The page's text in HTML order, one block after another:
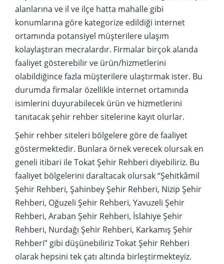
alanlarına ve il ve ilçe hatta mahalle gibi
konumlarına göre kategorize edildiği internet
ortamında potansiyel müşterilere ulaşım
kolaylaştıran mecralardır. Firmalar birçok alanda
faaliyet gösterebilir ve ürün/hizmetlerini
olabildiğince fazla müşterilere ulaştırmak ister. Bu
durumda firmalar özellikle internet ortamında
isimlerini duyurabilecek ürün ve hizmetlerini
tanıtacak şehir rehber sitelerine kayıt olurlar.
Şehir rehber siteleri bölgelere göre de faaliyet
göstermektedir. Bunlara örnek verecek olursak en
geneli itibari ile Tokat Şehir Rehberi diyebiliriz. Bu
faaliyet bölgelerini daraltacak olursak “Şehitkâmil
Şehir Rehberi, Şahinbey Şehir Rehberi, Nizip Şehir
Rehberi, Oğuzeli Şehir Rehberi, Yavuzeli Şehir
Rehberi, Araban Şehir Rehberi, İslahiye Şehir
Rehberi, Nurdağı Şehir Rehberi, Karkamış Şehir
Rehberi” gibi düşünebiliriz Tokat Şehir Rehberi
olarak hepsini tek çatı altında birleştirmekteyiz.